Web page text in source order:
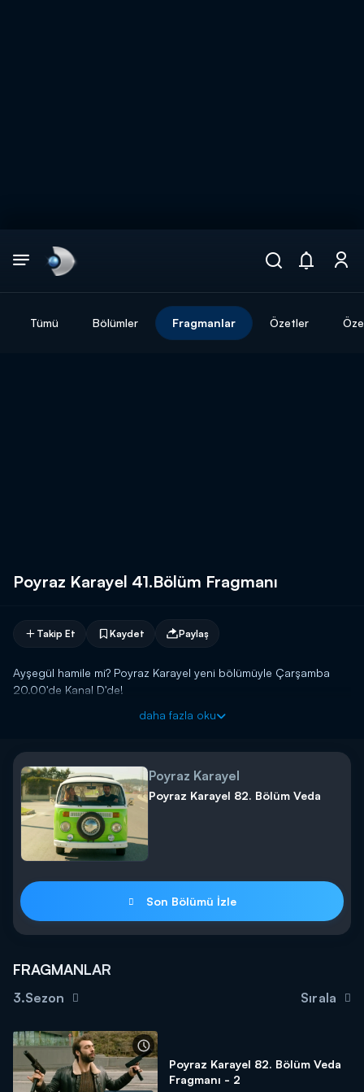
Tümü Bölümler Fragmanlar Özetler
Poyraz Karayel 41.Bölüm Fragmanı
Takip Et Kaydet Paylaş
Ayşegül hamile mi? Poyraz Karayel yeni bölümüyle Çarşamba
20.00'de Kanal D'de!
daha fazla oku
Poyraz Karayel
Poyraz Karayel 82. Bölüm Veda
Son Bölümü İzle
FRAGMANLAR
3.Sezon Sırala
Poyraz Karayel 82. Bölüm Veda
Fragmanı - 2